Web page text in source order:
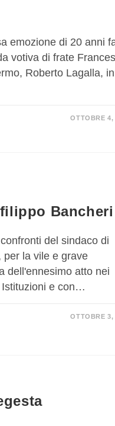
emozione di 20 anni
votiva di frate
Roberto Lagalla, in
OTTOBRE 4,
Bancheri
del sindaco di
per la vile e grave
dell'ennesimo atto nei
Istituzioni e con…
OTTOBRE 3,